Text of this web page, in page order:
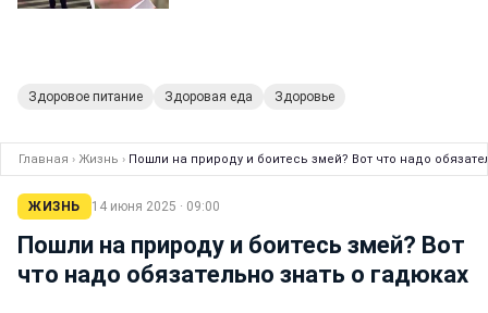
Здоровое питание Здоровая еда Здоровье
Главная › Жизнь › Пошли на природу и боитесь змей? Вот что надо
ЖИЗНЬ 14 июня 2025 · 09:00
Пошли на природу и боитесь змей? Вот
что надо обязательно знать о гадюках